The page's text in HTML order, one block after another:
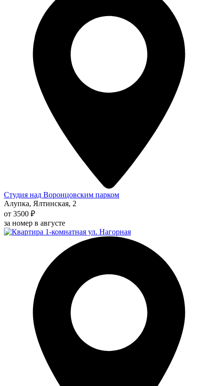
Студия над Воронцовским парком
Алупка, Ялтинская, 2
от 3500 ₽
за номер в августе